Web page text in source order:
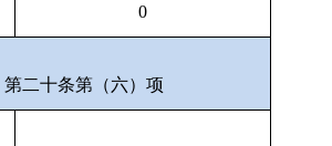
0
第二十条第（六）项